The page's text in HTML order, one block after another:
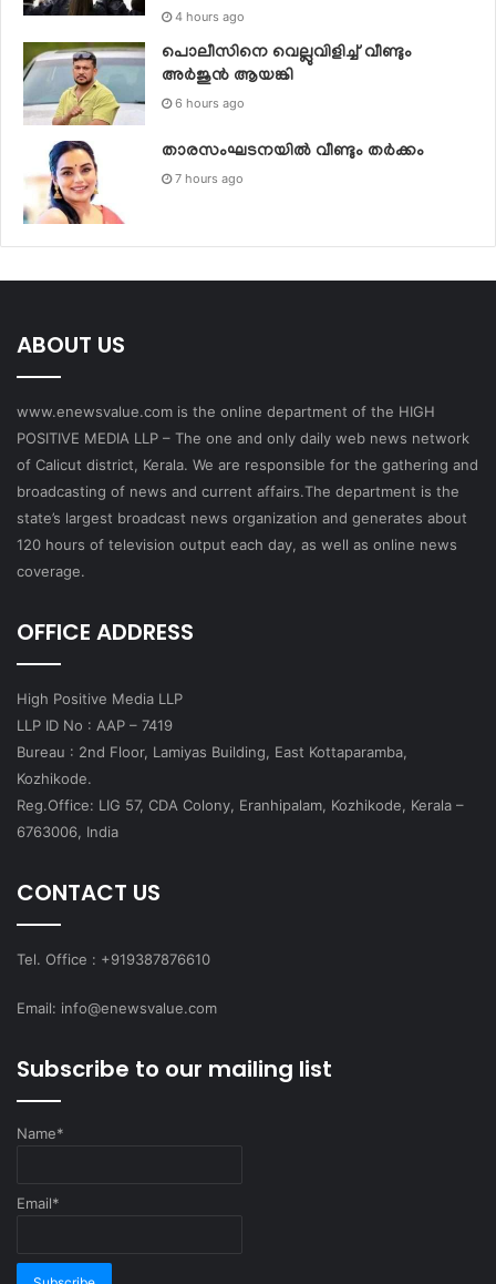
4 hours ago
പൊലീസിനെ വെല്ലുവിളിച്ച് വീണ്ടും
അർജുൻ ആയങ്കി
6 hours ago
താരസംഘടനയില്‍ വീണ്ടും തര്‍ക്കം
7 hours ago
ABOUT US
www.enewsvalue.com is the online department of the HIGH
POSITIVE MEDIA LLP – The one and only daily web news network
of Calicut district, Kerala. We are responsible for the gathering and
broadcasting of news and current affairs.The department is the
state’s largest broadcast news organization and generates about
120 hours of television output each day, as well as online news
coverage.
OFFICE ADDRESS
High Positive Media LLP
LLP ID No : AAP – 7419
Bureau : 2nd Floor, Lamiyas Building, East Kottaparamba,
Kozhikode.
Reg.Office: LIG 57, CDA Colony, Eranhipalam, Kozhikode, Kerala –
6763006, India
CONTACT US
Tel. Office : +919387876610
Email: info@enewsvalue.com
Subscribe to our mailing list
Name*
Email*